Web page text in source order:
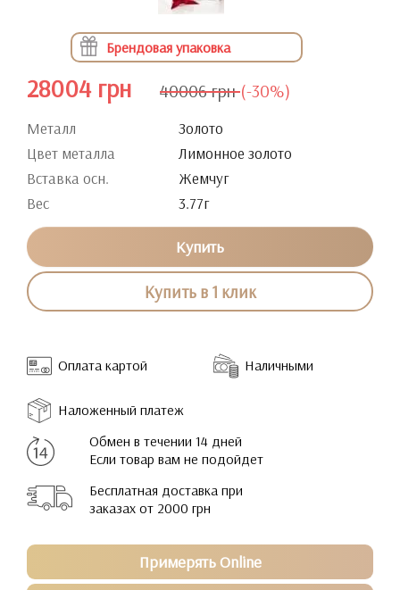
Брендовая упаковка
28004 грн 40006 грн (-30%)
Металл
Золото
Цвет металла
Лимонное золото
Вставка осн.
Жемчуг
Вес
3.77г
Купить
Купить в 1 клик
Оплата картой Наличными
Наложенный платеж
Обмен в течении 14 дней
Если товар вам не подойдет
Бесплатная доставка при
заказах от 2000 грн
Примерять Online